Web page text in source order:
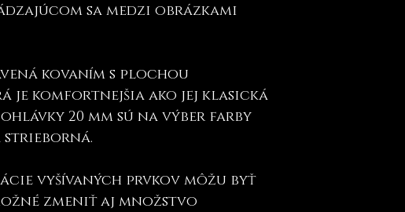
sa medzi obrázkami
kovaním s plochou
je komfortnejšia ako jej klasická
20 mm sú na výber farby
strieborná.
vyšívaných prvkov môžu byť
zmeniť aj množstvo